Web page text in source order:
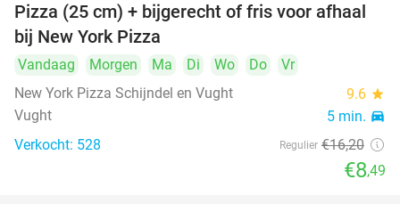
48%
Pizza (25 cm) + bijgerecht of fris voor afhaal
bij New York Pizza
Vandaag Morgen Ma Di Wo Do
Vr
New York Pizza Schijndel en Vught
9.6 star
Vught 5 min. directions_car
Verkocht: 528 Regulier €16,20
€8,49